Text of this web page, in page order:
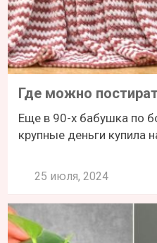
Где можно
Еще в 90-х бабушка по
крупные деньги купила
25 июля, 2024